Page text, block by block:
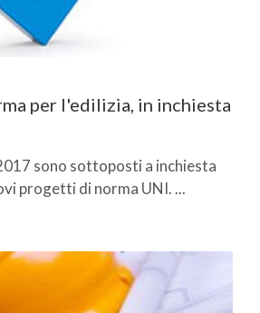
per l'edilizia, in inchiesta
sono sottoposti a inchiesta
progetti di norma UNI. ...